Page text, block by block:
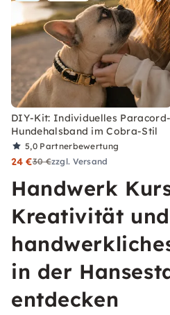
DIY-Kit: Individuelles Paracord-
Hundehalsband im Cobra-Stil
5,0 Partnerbewertung
24 €30 €zzgl. Versand
Handwerk
Kreativität und
in der
entdecken